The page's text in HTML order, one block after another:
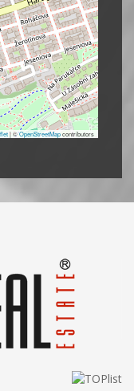
|©OpenStreetMapcontributors